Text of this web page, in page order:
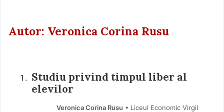
Autor: Veronica Corina Rusu
Studiu privind timpul liber al
elevilor
Veronica Corina Rusu • Liceul Economic Virgil